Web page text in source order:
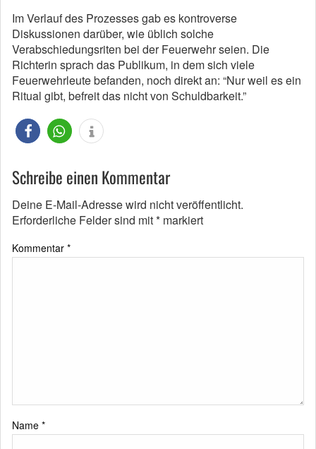
Im Verlauf des Prozesses gab es kontroverse
Diskussionen darüber, wie üblich solche
Verabschiedungsriten bei der Feuerwehr seien. Die
Richterin sprach das Publikum, in dem sich viele
Feuerwehrleute befanden, noch direkt an: “Nur weil es ein
Ritual gibt, befreit das nicht von Schuldbarkeit.”
Schreibe einen Kommentar
Deine E-Mail-Adresse wird nicht veröffentlicht.
Erforderliche Felder sind mit* markiert
Kommentar *
Name *